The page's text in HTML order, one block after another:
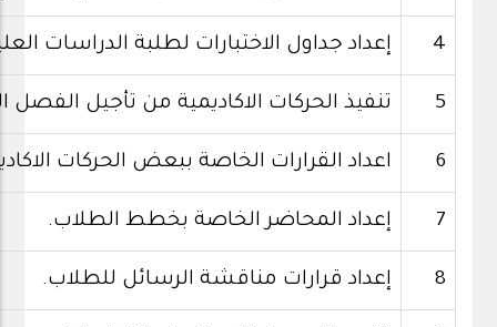
4 إعداد جداول الاختبارات لطلبة الدراسات
5 تنفيذ الحركات الاكاديمية من تأجيل
6 اعداد القرارات الخاصة ببعض الحركات
7 إعداد المحاضر الخاصة بخطط الطلاب.
8 إعداد قرارات مناقشة الرسائل للطلاب.